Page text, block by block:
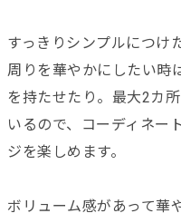
すっきりシンプルにつけ
周りを華やかにしたい時
を持たせたり。最大2カ
いるので、コーディネー
ジを楽しめます。
ボリューム感があって華